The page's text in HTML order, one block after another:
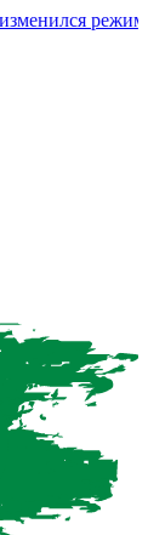
режим